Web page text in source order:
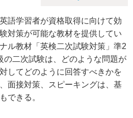
語学習者が資格取得に向けて効
対策が可能な教材を提供してい
ル教材「英検二次試験対策」準2
の二次試験は、どのような問題が
してどのように回答すべきかを
面接対策、スピーキングは、基
できる。